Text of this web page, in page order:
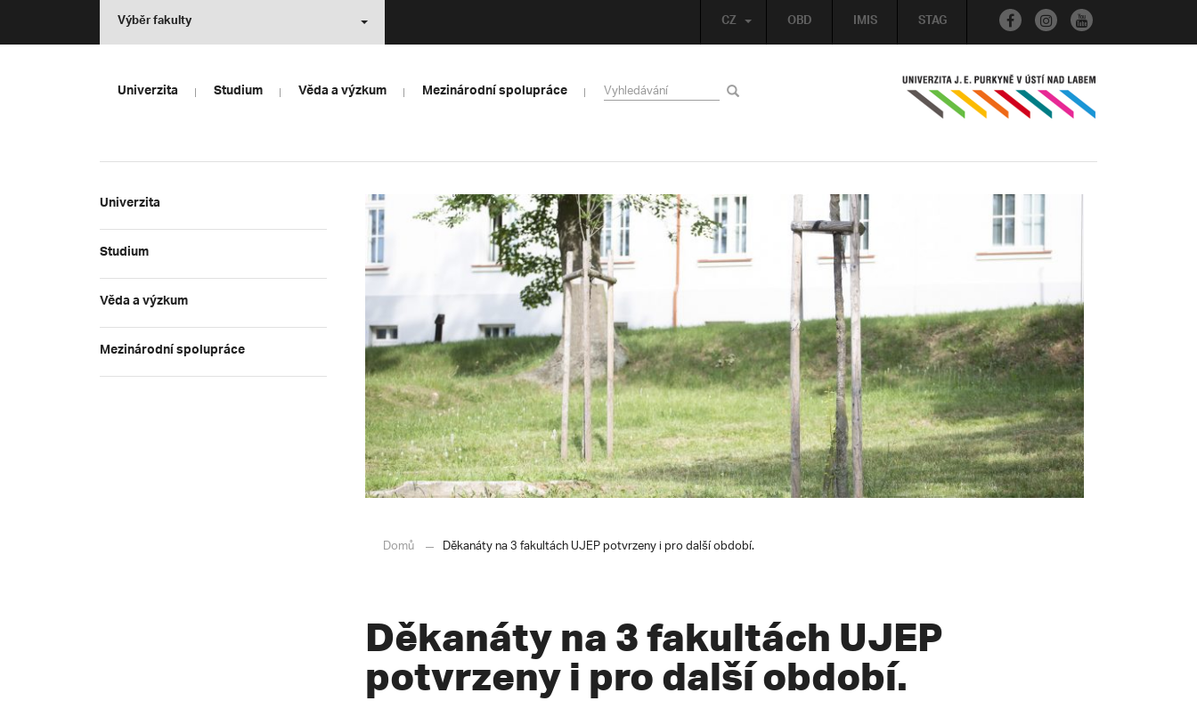
OBD IMIS STAG
CZ
Výběr fakulty
Univerzita Studium Věda a výzkum Mezinárodní spolupráce
Univerzita
Studium
Věda a výzkum
Mezinárodní spolupráce
Domů Děkanáty na 3 fakultách UJEP potvrzeny i pro další období.
Děkanáty na 3 fakultách UJEP
potvrzeny i pro další období.